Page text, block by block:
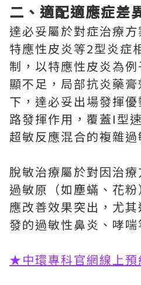
二、適配適應症差
達必妥屬於對症治療
特應性皮炎等2型炎症
制，以特應性皮炎為
顯不足，局部抗炎藥
下，達必妥出場發揮
路發揮作用，覆蓋I型
超敏反應混合的複雜過
脫敏治療屬於對因治
過敏原（如塵蟎、花粉
應改善效果突出，尤
發的過敏性鼻炎、哮喘
★中環專科官網線上預